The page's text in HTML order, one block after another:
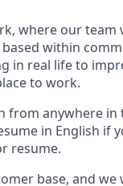
where our
within
in real life to
to work.
from anywhere
in English if
resume.
base, and